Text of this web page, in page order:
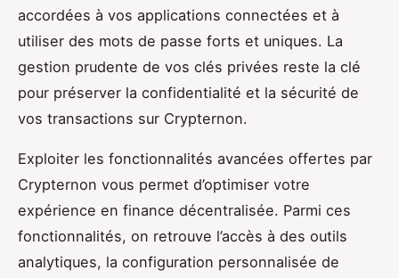
accordées à vos applications connectées et à
utiliser des mots de passe forts et uniques. La
gestion prudente de vos clés privées reste la clé
pour préserver la confidentialité et la sécurité de
vos transactions sur Crypternon.
Exploiter les fonctionnalités avancées offertes par
Crypternon vous permet d’optimiser votre
expérience en finance décentralisée. Parmi ces
fonctionnalités, on retrouve l’accès à des outils
analytiques, la configuration personnalisée de